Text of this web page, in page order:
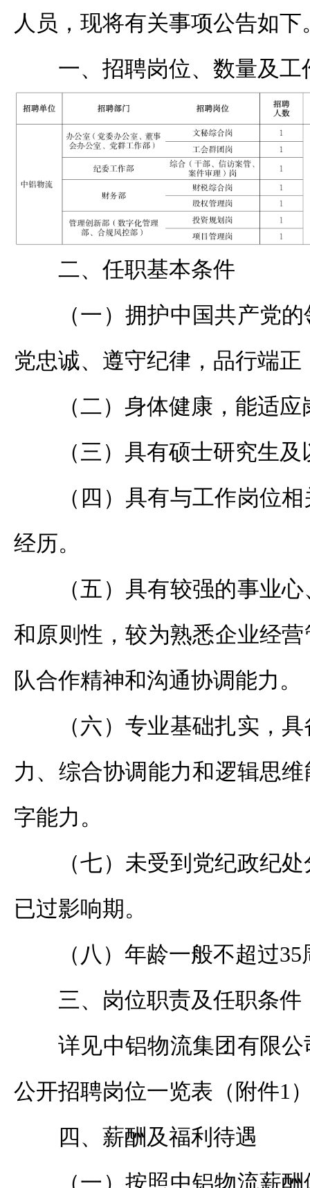
人员，现将有关事项公告如下
一、招聘岗位、数量及工
二、任职基本条件
（一）拥护中国共产党
党忠诚、遵守纪律，品行端正
（二）身体健康，能适
（三）具有硕士研究生
（四）具有与工作岗位
经历。
（五）具有较强的事业
和原则性，较为熟悉企业经
队合作精神和沟通协调能力。
（六）专业基础扎实，
力、综合协调能力和逻辑思
字能力。
（七）未受到党纪政纪
已过影响期。
（八）年龄一般不超过
三、岗位职责及任职条件
详见中铝物流集团有限
公开招聘岗位一览表（附件1
四、薪酬及福利待遇
（一）按照中铝物流薪